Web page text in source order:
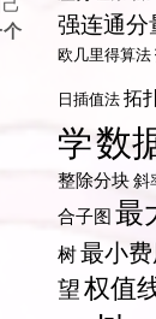
强连通分
欧几里得算法
日插值法 拓
学数
整除分块 斜
合子图 最
树最小
望权值